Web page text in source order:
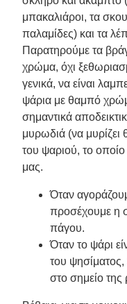
μπακαλιάροι, τα
παλαμίδες) και τα
Παρατηρούμε τα
χρώμα, όχι
γενικά, να είναι
ψάρια με θαμπό
σημαντικά
μυρωδιά (να
του ψαριού, το οποίο
μας.
Όταν
προσέχουμε η
πάγου.
Όταν το ψάρι
του ψησίματος,
στο σημείο της